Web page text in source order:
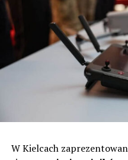
W Kielcach